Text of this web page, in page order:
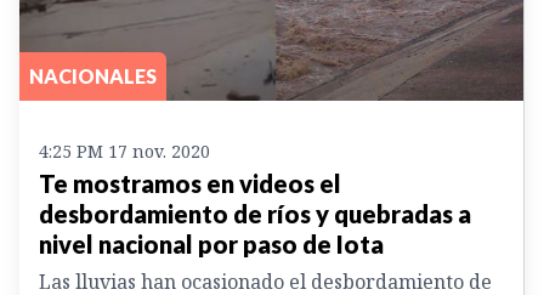
NACIONALES
4:25 PM 17 nov. 2020
Te mostramos en videos el
desbordamiento de ríos y quebradas a
nivel nacional por paso de Iota
Las lluvias han ocasionado el desbordamiento de